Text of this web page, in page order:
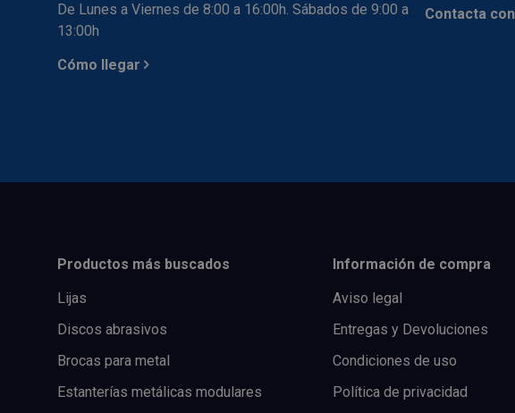
De Lunes a Viernes de 8:00 a 16:00h. Sábados de 9:00 a
13:00h
Cómo llegar
Contacta
Productos más buscados
Lijas
Discos abrasivos
Brocas para metal
Estanterías metálicas modulares
Información de compra
Aviso legal
Entregas y Devoluciones
Condiciones de uso
Política de privacidad